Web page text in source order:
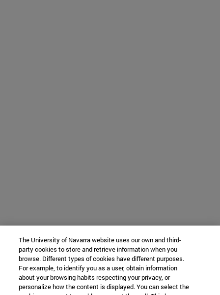
The University of Navarra website uses our own and third-
party cookies to store and retrieve information when you
browse. Different types of cookies have different purposes.
For example, to identify you as a user, obtain information
about your browsing habits respecting your privacy, or
personalize how the content is displayed. You can select the